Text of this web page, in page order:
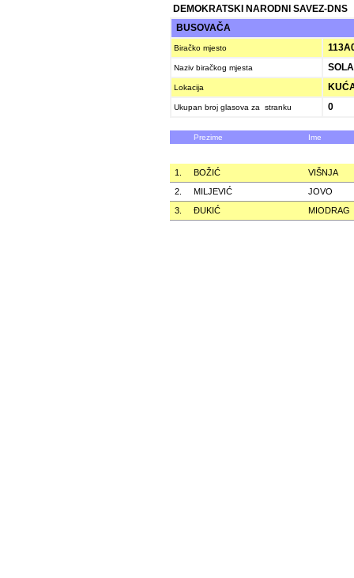
DEMOKRATSKI NARODNI SAVEZ-DNS
BUSOVAČA
Biračko mjesto
Naziv biračkog mjesta
Lokacija
Ukupan broj glasova za stranku 0
Prezime Ime
1. BOŽIĆ
VIŠNJA
2.
MILJEVIĆ
JOVO
3.
ÐUKIĆ MIODRAG